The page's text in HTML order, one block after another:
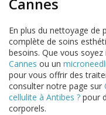
Cannes
En plus du nettoyage de
complète de soins
besoins. Que vous
Cannes ou un
pour vous offrir des
consulter notre page sur
cellulite à Antibes ? pour
corporels.